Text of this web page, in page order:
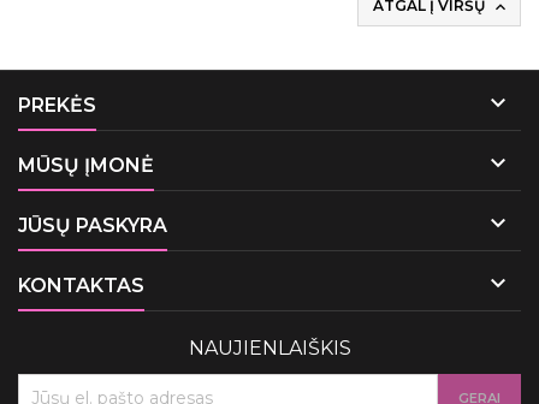
ATGAL Į VIRŠŲ 
PREKĖS 
MŪSŲ ĮMONĖ 
JŪSŲ PASKYRA 
KONTAKTAS 
NAUJIENLAIŠKIS